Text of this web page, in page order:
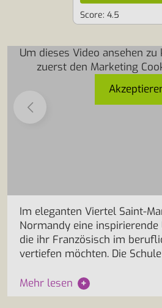
Score: 4.5
Um dieses Video ansehen
zuerst den Marketing
Im eleganten Viertel Saint-
Normandy eine
die ihr Französisch im
vertiefen möchten. Die
Mehr lesen +